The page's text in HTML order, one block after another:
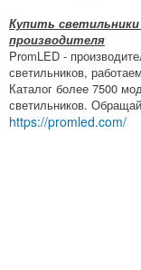
Купить
производителя
PromLED -
светильников,
Каталог более 7500
светильников.
https://promled.com/